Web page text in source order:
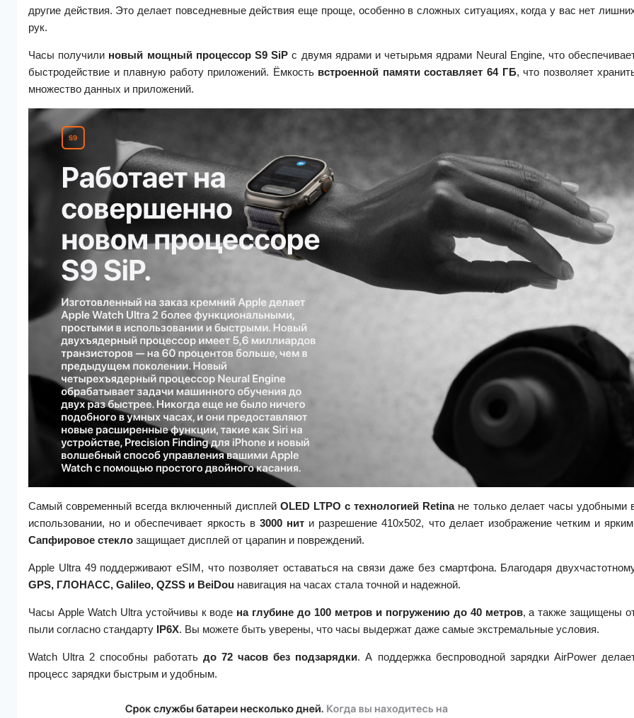
другие действия. Это делает повседневные действия еще проще, особенно в сложных ситуациях, когда у вас нет
рук.
Часы получили новый мощный процессорS9 SiP с двумя ядрами и четырьмя ядрами Neural Engine, что
быстродействие и плавную работу приложений. Ёмкость встроенной памяти составляет 64 ГБ, что позволяет
множество данных и приложений.
Самый современный всегда включенный дисплей OLED LTPO с технологией Retinaне только делает часы удобными
использовании, но и обеспечивает яркость в 3000 нити разрешение 410х502, что делает изображение четким и
Сапфировое стекло защищает дисплей от царапин и повреждений.
Apple Ultra 49 поддерживают eSIM, что позволяет оставаться на связи даже без смартфона. Благодаря
GPS, ГЛОНАСС, Galileo, QZSS и BeiDou навигация на часах стала точной и надежной.
Часы Apple Watch Ultra устойчивы к воде на глубине до 100 метров и погружению до 40 метров, а также защищены
пыли согласно стандарту IP6X. Вы можете быть уверены, что часы выдержат даже самые экстремальные условия.
Watch Ultra 2 способны работать до 72 часов без подзарядки. А поддержка беспроводной зарядки AirPower
процесс зарядки быстрым и удобным.